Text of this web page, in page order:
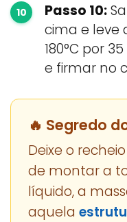
Passo 10:
cima e leve
180°C por
e firmar no
🔥 Segredo
Deixe o recheio
de montar a
líquido, a
aquela